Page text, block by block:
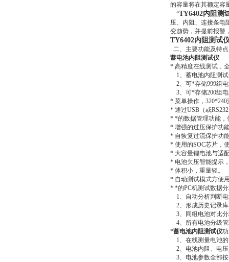
的容量将在其额定容
“TY6402内阻测
压、内阻、连接条电
变趋势，并提前报警
TY6402内阻测试
二、主要功能及特
蓄电池内阻测试仪
* 高精度在线测试，
1、蓄电池内阻测试
2、可*存储999组电
3、可*存储200组
* 菜单操作，
* 通过USB（或
* *的数据管理功能，
* 增强的过压保护功
* 自恢复过流保护功
* 使用的SOC芯片，
* 大容量锂电池与适
* 电池欠压智能提示
* 体积小，重量轻。
* 自动测试模式方便
* *的PC机测试数据
1、自动分析判断
2、形成历史记录
3、同组电池对比
4、所有电池分级
*蓄电池内阻测试仪
1、在线测量电池
2、电池内阻、电
3、电池参数全部